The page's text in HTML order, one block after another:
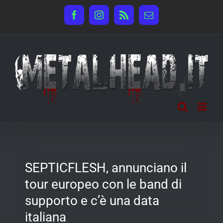
FacebookInstagram
Rss Email
SEPTICFLESH, annunciano il
tour europeo con le band di
supporto e c’è una data
italiana